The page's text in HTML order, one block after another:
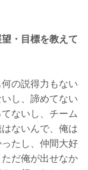
・目標を教えて
の説得力もない
し、諦めてない
ないし、チーム
ないんで、俺は
たし、仲間大好
だ俺が出せなか